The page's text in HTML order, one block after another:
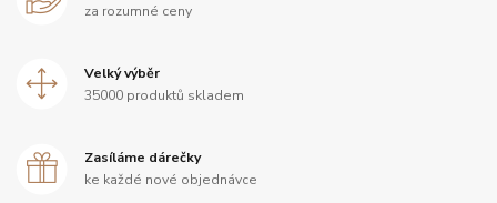
za rozumné ceny
Velký výběr
35000 produktů skladem
Zasíláme dárečky
ke každé nové objednávce